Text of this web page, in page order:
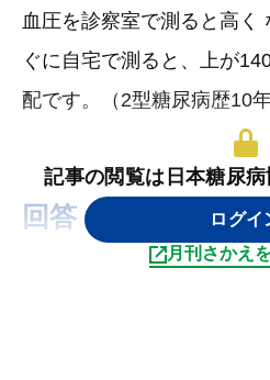
血圧を診察室で測ると高く
ぐに自宅で測ると、上が
配です。（2型糖尿病歴10年
回答
記事の閲覧は日本糖尿病
ログイ
月刊さかえ